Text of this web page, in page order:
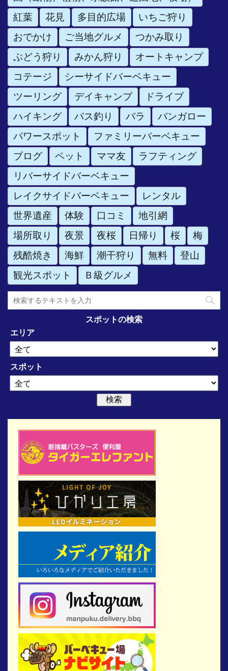
紅葉
花見 多目的広場
いちご狩り
おでかけ
ご当地グルメ
つかみ取り
ぶどう狩り
みかん狩り
オートキャンプ
コテージ
シーサイドバーベキュー
ツーリング
デイキャンプ
ドライブ
ハイキング
バス釣り バラ
バンガロー
パワースポット
ファミリーバーベキュー
ブログ
ペット ママ友
ラフティング
リバーサイドバーベキュー
レイクサイドバーベキュー
レンタル
世界遺産
体験 口コミ
地引網
場所取り
夜景 夜桜 日帰り 桜
梅
残酷焼き
海鮮 潮干狩り 無料
登山
観光スポット
Ｂ級グルメ
スポットの検索
エリア
スポット